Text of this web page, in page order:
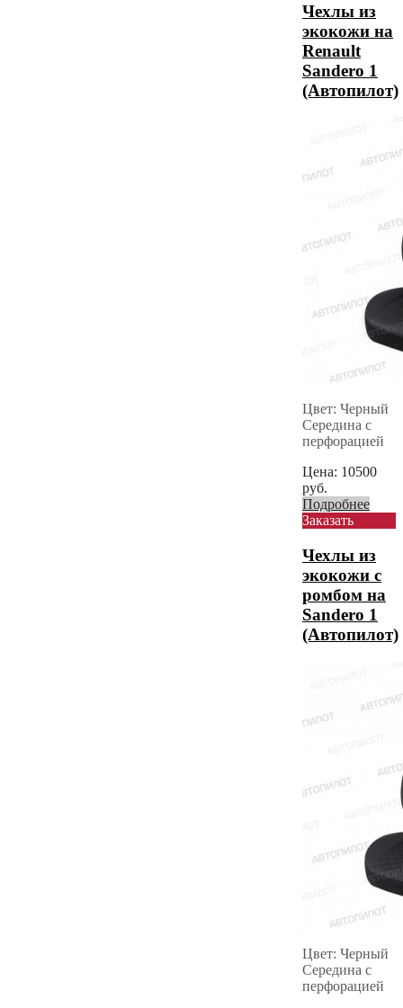
Чехлы из
экокожи на
Renault
Sandero 1
(Автопилот)
Цвет: Черный
Середина с
перфорацией
Цена: 10500
руб.
Подробнее
Заказать
Чехлы из
экокожи с
ромбом на
Sandero 1
(Автопилот)
Цвет: Черный
Середина с
перфорацией